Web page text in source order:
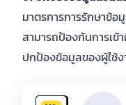
มาตรการการรักษาข้อ
สามารถป้องกันการเข้
ปกป้องข้อมูลของผู้ใช้ง